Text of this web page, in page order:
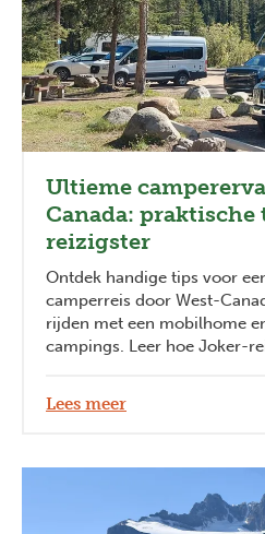
Ultieme
Canada: praktische
reizigster
Ontdek handige tips voor
camperreis door West-
rijden met een mobilhome
campings. Leer hoe Joker-
Lees meer